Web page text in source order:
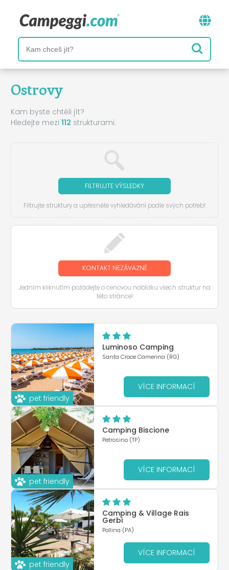
Ostrovy
Kam byste chtěli jít?
Hledejte mezi 112 strukturami.
FILTRUJTE VÝSLEDKY
Filtrujte struktury a upřesněte vyhledávání podle svých potřeb!
KONTAKT NEZÁVAZNĚ
Jedním kliknutím požádejte o cenovou nabídku všech struktur na
této stránce!
pet friendly
Luminoso Camping
Santa Croce Camerina (RG)
VÍCE INFORMACÍ
pet friendly
Camping Biscione
Petrosino (TP)
VÍCE INFORMACÍ
pet friendly
Camping & Village Rais
Gerbi
Pollina (PA)
VÍCE INFORMACÍ